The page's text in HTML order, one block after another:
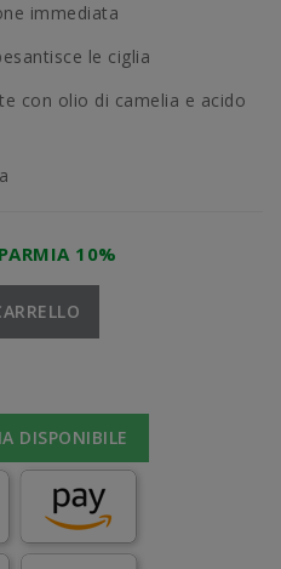
immediata
le ciglia
con olio di camelia e acido
10%